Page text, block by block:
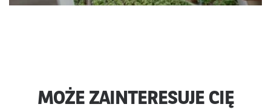
MOŻE ZAINTERESUJE CIĘ